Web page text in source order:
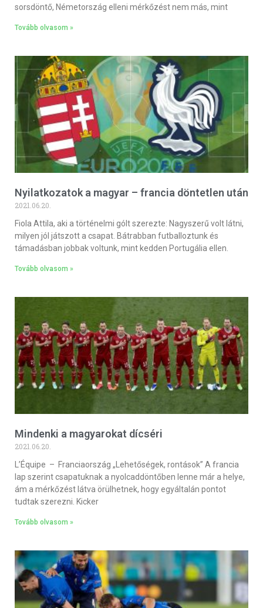
sorsdöntő, Németország elleni mérkőzést nem más, mint
Tovább olvasom »
Nyilatkozatok a magyar – francia döntetlen után
2021.06.20.
Fiola Attila, aki a történelmi gólt szerezte: Nagyszerű volt látni,
milyen jól játszott a csapat. Bátrabban futballoztunk és
támadásban jobbak voltunk, mint kedden Portugália ellen.
Tovább olvasom »
Mindenki a magyarokat dícséri
2021.06.20.
L’Équipe – Franciaország „Lehetőségek, rontások” A francia
lap szerint csapatuknak a nyolcaddöntőben lenne már a helye,
ám a mérkőzést látva örülhetnek, hogy egyáltalán pontot
tudtak szerezni. Kicker
Tovább olvasom »